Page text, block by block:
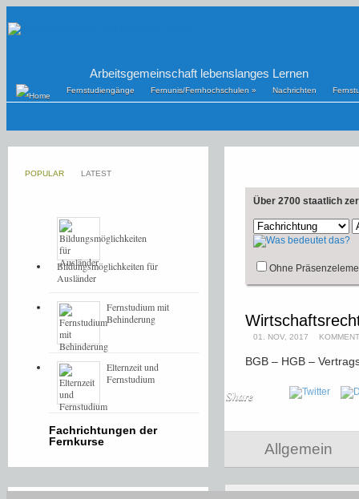
Arbeitsgemeinschaft lebenslanges Lernen
Fernstudiengänge Fernunis/Fernhochschulen » Nachrichten
Über 2700 staatlich
Ohne
01. NOV, 2017
BGB – HGB –
Share
Allgemein
POPULAR LATEST
Bildungsmöglichkeiten für
Ausländer
Fernstudium mit
Behinderung
Elternzeit und
Fernstudium
Fachrichtungen der
Fernkurse